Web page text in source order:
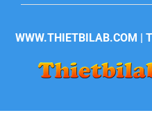
WWW.THIETBILAB.COM |